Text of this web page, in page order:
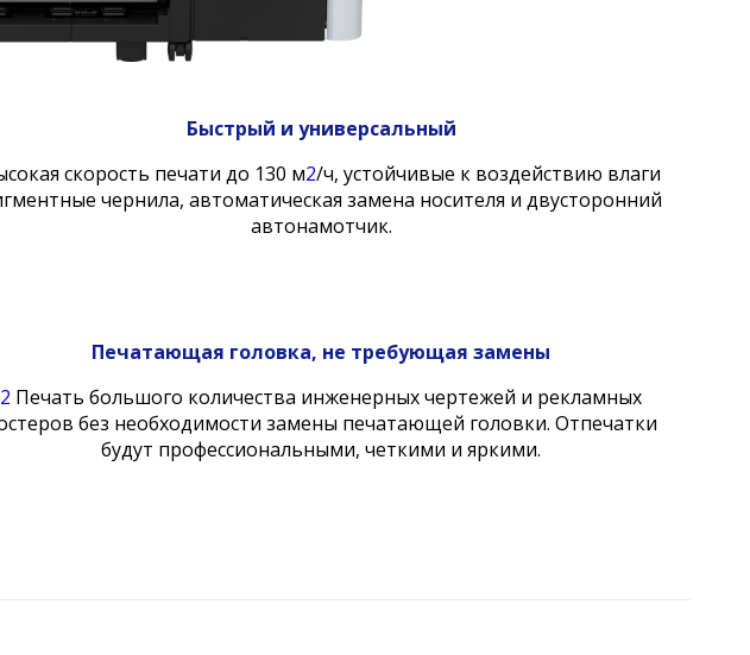
Быстрый и универсальный
скорость печати до 130 м2/ч, устойчивые к воздействию влаги
чернила, автоматическая замена носителя и двусторонний
автонамотчик.
Печатающая головка, не требующая замены
2 Печать большого количества инженерных чертежей и рекламных
без необходимости замены печатающей головки. Отпечатки
будут профессиональными, четкими и яркими.